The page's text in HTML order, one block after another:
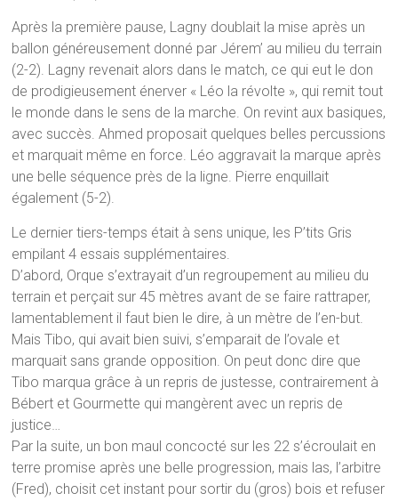
Après la première pause, Lagny doublait la mise après un
ballon généreusement donné par Jérem’ au milieu du terrain
(2-2). Lagny revenait alors dans le match, ce qui eut le don
de prodigieusement énerver « Léo la révolte », qui remit tout
le monde dans le sens de la marche. On revint aux basiques,
avec succès. Ahmed proposait quelques belles percussions
et marquait même en force. Léo aggravait la marque après
une belle séquence près de la ligne. Pierre enquillait
également (5-2).
Le dernier tiers-temps était à sens unique, les P’tits Gris
empilant 4 essais supplémentaires.
D’abord, Orque s’extrayait d’un regroupement au milieu du
terrain et perçait sur 45 mètres avant de se faire rattraper,
lamentablement il faut bien le dire, à un mètre de l’en-but.
Mais Tibo, qui avait bien suivi, s’emparait de l’ovale et
marquait sans grande opposition. On peut donc dire que
Tibo marqua grâce à un repris de justesse, contrairement à
Bébert et Gourmette qui mangèrent avec un repris de
justice…
Par la suite, un bon maul concocté sur les 22 s’écroulait en
terre promise après une belle progression, mais las, l’arbitre
(Fred), choisit cet instant pour sortir du (gros) bois et refuser